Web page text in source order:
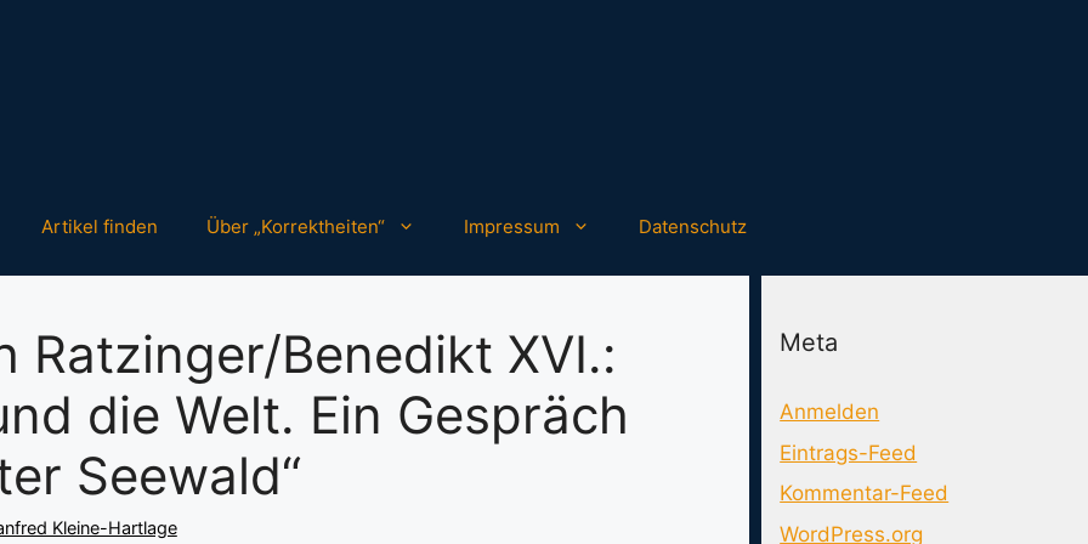
Artikel finden Über „Korrektheiten“ Impressum Datenschutz
Ratzinger/Benedikt XVI.:
die Welt. Ein Gespräch
Seewald“
Kleine-Hartlage
Meta
Anmelden
Eintrags-Feed
Kommentar-Feed
WordPress.org